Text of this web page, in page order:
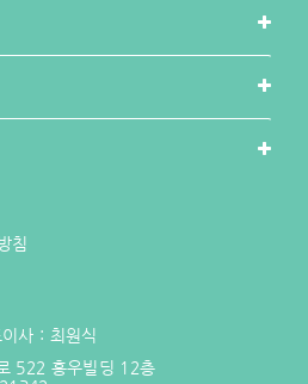
침
사 : 최원식
522 홍우빌딩 12층